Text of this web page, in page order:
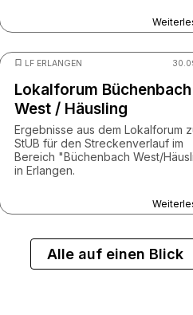
LF ERLANGEN
Lokalforum Büchenbach
West / Häusling
Ergebnisse aus dem Lokalforum
StUB für den Streckenverlauf im
Bereich "Büchenbach West/
in Erlangen.
Alle auf einen Blick